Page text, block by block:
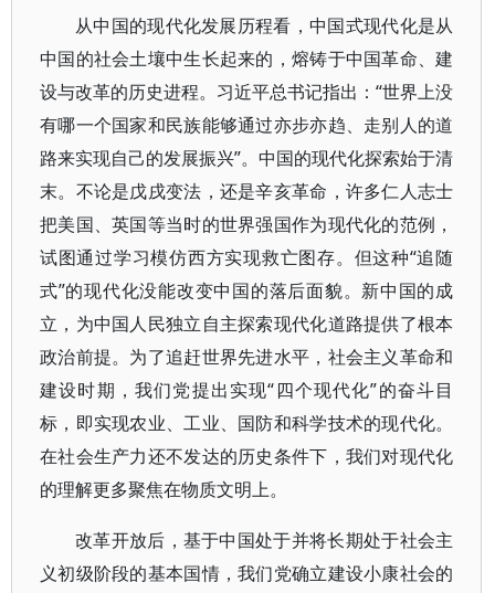
从中国的现代化发展历程看，中国式现代化是从
中国的社会土壤中生长起来的，熔铸于中国革命、建
设与改革的历史进程。习近平总书记指出：“世界上没
有哪一个国家和民族能够通过亦步亦趋、走别人的道
路来实现自己的发展振兴”。中国的现代化探索始于清
末。不论是戊戌变法，还是辛亥革命，许多仁人志士
把美国、英国等当时的世界强国作为现代化的范例，
试图通过学习模仿西方实现救亡图存。但这种“追随
式”的现代化没能改变中国的落后面貌。新中国的成
立，为中国人民独立自主探索现代化道路提供了根本
政治前提。为了追赶世界先进水平，社会主义革命和
建设时期，我们党提出实现“四个现代化”的奋斗目
标，即实现农业、工业、国防和科学技术的现代化。
在社会生产力还不发达的历史条件下，我们对现代化
的理解更多聚焦在物质文明上。
改革开放后，基于中国处于并将长期处于社会主
义初级阶段的基本国情，我们党确立建设小康社会的